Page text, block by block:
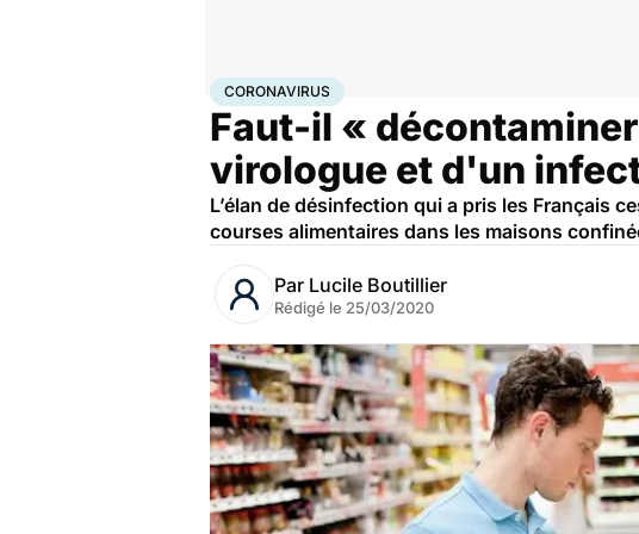
AccueilSantéMaladies
CORONAVIRUS
Faut-il «
virologue et d'un
L’élan de désinfection qui a pris les Français
courses alimentaires dans les maisons
Par Lucile Boutillier
Rédigé le 25/03/2020